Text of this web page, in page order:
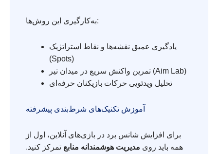
به‌کارگیری این روش‌ها:
یادگیری عمیق نقشه‌ها و نقاط استراتژیک
(Spots)
تمرین واکنش سریع در میدان تیر (Aim Lab)
تحلیل ویدئویی حرکات بازیکنان حرفه‌ای
آموزش تکنیک‌های شرط‌بندی پیشرفته
برای افزایش شانس برد در بازی‌های آنلاین، اول از
همه باید روی مدیریت هوشمندانه منابع تمرکز کنید.